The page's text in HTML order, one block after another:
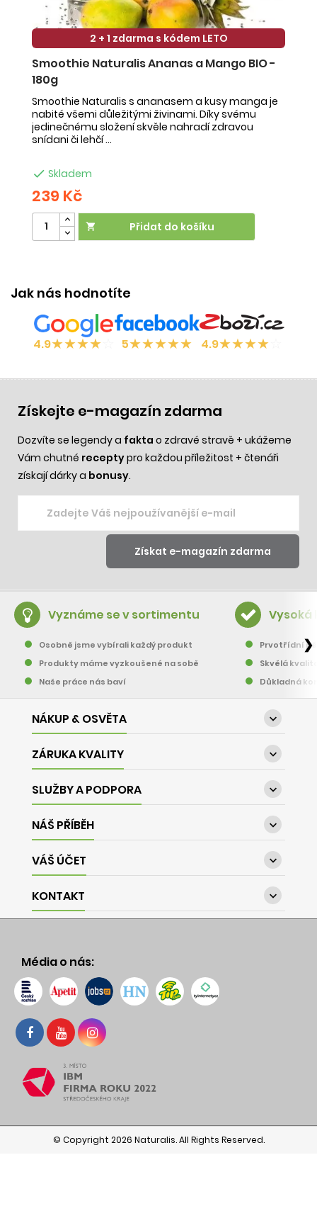
2 + 1 zdarma s kódem LETO
Smoothie Naturalis Ananas a Mango BIO -
180g
Smoothie Naturalis s ananasem a kusy manga je
nabité všemi důležitými živinami. Díky svému
jedinečnému složení skvěle nahradí zdravou
snídani či lehčí ...
 Skladem
239 Kč
 Přidat do košíku
Jak nás hodnotíte
4.9★★★★ 5★★★★★ 4.9★★★★
Získejte e-magazín zdarma
Dozvíte se legendy a fakta o zdravé stravě + ukážeme
Vám chutné receptypro každou příležitost + čtenáři
získají dárky a bonusy.
Vyznáme se v sortimentu
Osobně jsme vybírali každý produkt
Produkty máme vyzkoušené na sobě
Naše práce nás baví
Vysoká
Prvotřídní
Skvělá
Důkladná
❯
NÁKUP & OSVĚTA 
ZÁRUKA KVALITY 
SLUŽBY A PODPORA 
NÁŠ PŘÍBĚH 
VÁŠ ÚČET 
KONTAKT 
Média o nás:
© Copyright 2026 Naturalis. All Rights Reserved.